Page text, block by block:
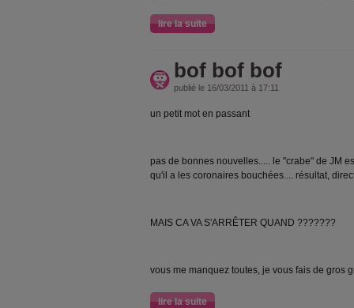
lire la suite
bof bof bof
publié le 16/03/2011 à 17:11
un petit mot en passant
pas de bonnes nouvelles..... le "crabe" de JM
qu'il a les coronaires bouchées.... résultat,
MAIS CA VA S'ARRÊTER QUAND ???????
vous me manquez toutes, je vous fais de gros
lire la suite